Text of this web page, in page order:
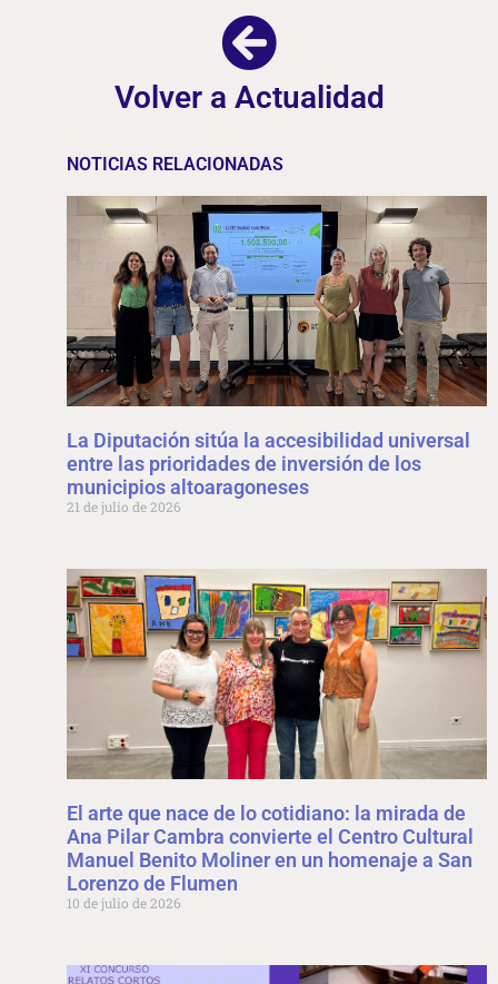
Volver a Actualidad
NOTICIAS RELACIONADAS
La Diputación sitúa la accesibilidad universal
entre las prioridades de inversión de los
municipios altoaragoneses
21 de julio de 2026
El arte que nace de lo cotidiano: la mirada de
Ana Pilar Cambra convierte el Centro Cultural
Manuel Benito Moliner en un homenaje a San
Lorenzo de Flumen
10 de julio de 2026